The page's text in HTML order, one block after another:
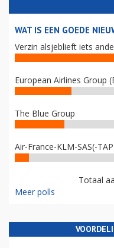
WAT IS EEN GOEDE
Verzin alsjeblieft iets
European Airlines Group
The Blue Group
Air-France-KLM-SAS(-
Totaal
Meer polls